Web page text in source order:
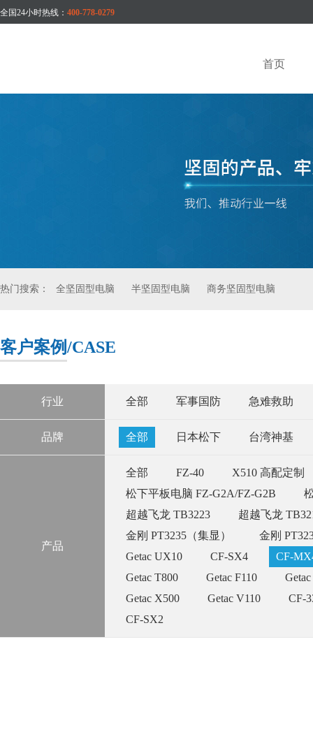
全国24小时热线： 400-778-0279
首页
热门搜索： 全坚固型电脑 半坚固型电脑 商务坚固型电脑
客户案例/CASE
行业 全部 军事国防 急难救助
品牌 全部 日本松下 台湾神基
产品
全部 FZ-40
X510 高配定制
松下平板电脑 FZ-G2A/FZ-G2B
超越飞龙 TB3223
超越飞龙
金刚 PT3235（集显）
金刚
Getac UX10
CF-SX4
CF-
Getac T800
Getac F110
Getac X500
Getac V110
CF-
CF-SX2